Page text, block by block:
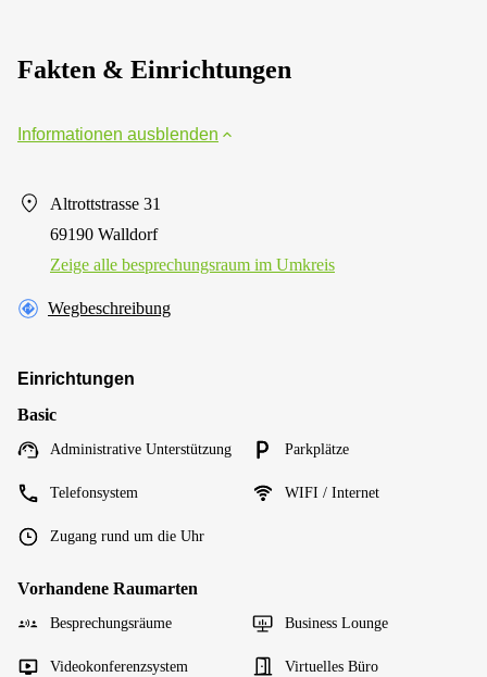
Fakten & Einrichtungen
Informationen ausblenden
Altrottstrasse 31
69190 Walldorf
Zeige alle besprechungsraum im Umkreis
Wegbeschreibung
Einrichtungen
Basic
Administrative Unterstützung Parkplätze
Telefonsystem WIFI / Internet
Zugang rund um die Uhr
Vorhandene Raumarten
Besprechungsräume Business Lounge
Videokonferenzsystem Virtuelles Büro